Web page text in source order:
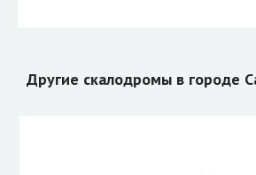
Другие скалодромы в городе